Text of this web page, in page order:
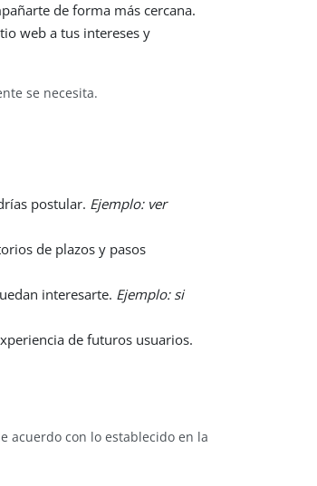
de forma más cercana.
web a tus intereses y
se necesita.
postular. Ejemplo: ver
de plazos y pasos
interesarte. Ejemplo: si
de futuros usuarios.
acuerdo con lo establecido en la